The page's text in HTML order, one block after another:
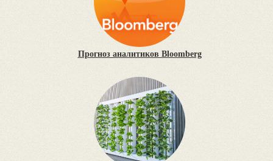
Прогноз аналитиков Bloomberg